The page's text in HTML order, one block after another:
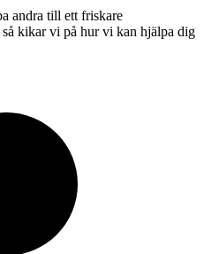
andra till ett friskare
kikar vi på hur vi kan hjälpa dig